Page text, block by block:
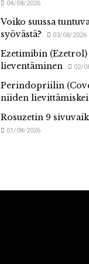
04/08/2026
Voiko suussa
syövästä?
03/08/2026
Ezetimibin (Ezetrol)
lieventäminen
02/
Perindopriilin
niiden
Rosuzetin 9
01/08/2026